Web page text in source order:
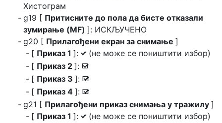
Хистограм
g19 [ Притисните до пола да бисте отказали
зумирање (MF) ]: ИСКЉУЧЕНО
g20 [ Прилагођени екран за снимање ]
[ Приказ 1 ]: L (не може се поништити избор)
[ Приказ 2 ]: M
[ Приказ 3 ]: M
[ Приказ 4 ]: M
g21 [ Прилагођени приказ снимања у тражилу ]
[ Приказ 1 ]: L (не може се поништити избор)